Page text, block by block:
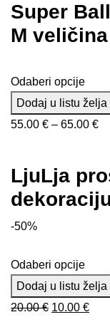
Super
M veličina
Odaberi opcije
Dodaj u listu želja
55.00 € – 65.00 €
do
LjuLja
-50%
Odaberi opcije
Dodaj u listu želja
20.00€ Izvorna
10.00 €